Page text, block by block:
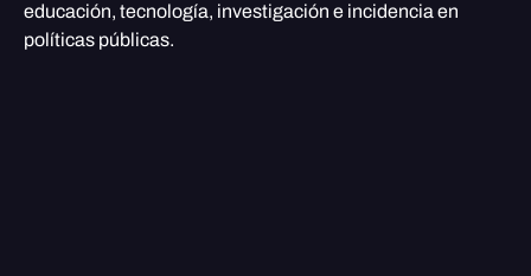
educación, tecnología, investigación e incidencia en
políticas públicas.